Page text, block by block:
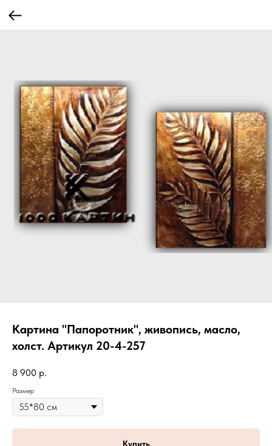
Картина "Папоротник", живопись, масло,
холст. Артикул 20-4-257
8 900 р.
Размер
Купить